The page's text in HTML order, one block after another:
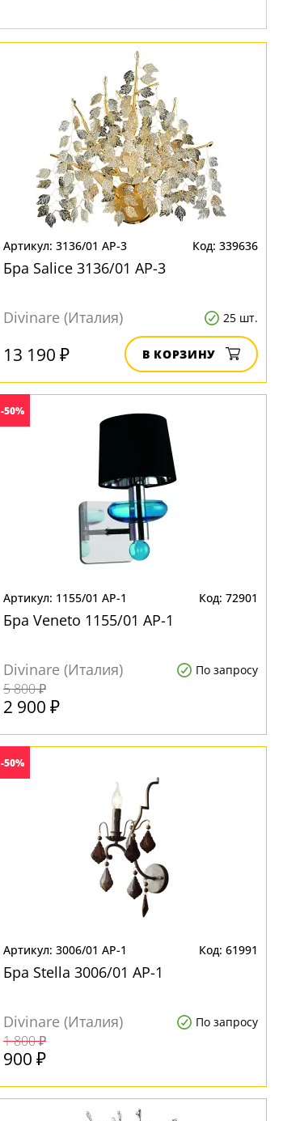
3136/01 AP-3 339636
Бра Salice 3136/01 AP-3
Divinare (Италия) 25 шт.
13 190 ₽ В КОРЗИНУ
-50%
1155/01 AP-1 72901
Бра Veneto 1155/01 AP-1
Divinare (Италия) По запросу
5 800 ₽
2 900 ₽
-50%
3006/01 AP-1 61991
Бра Stella 3006/01 AP-1
Divinare (Италия) По запросу
1 800 ₽
900 ₽